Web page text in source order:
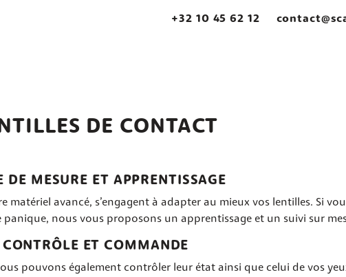
+32 10 45 62 12
DE CONTACT
DE MESURE ET APPRENTISSAGE
matériel avancé, s’engagent à adapter au mieux vos lentilles. Si
panique, nous vous proposons un apprentissage et un suivi sur
CONTRÔLE ET COMMANDE
pouvons également contrôler leur état ainsi que celui de vos